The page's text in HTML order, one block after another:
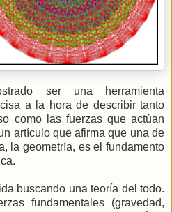
ser una herramienta
a la hora de describir tanto
como las fuerzas que actúan
artículo que afirma que una de
la geometría, es el fundamento
buscando una teoría del todo.
fundamentales (gravedad,